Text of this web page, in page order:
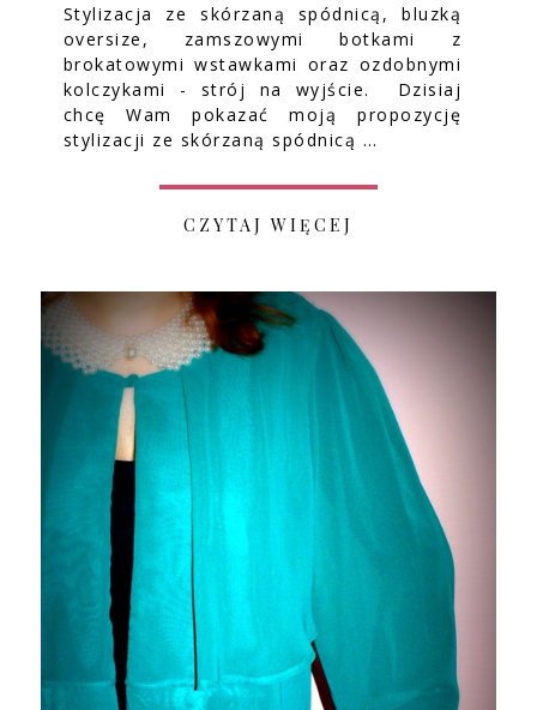
Stylizacja ze skórzaną spódnicą, bluzką
oversize, zamszowymi botkami z
brokatowymi wstawkami oraz ozdobnymi
kolczykami - strój na wyjście. Dzisiaj
chcę Wam pokazać moją propozycję
stylizacji ze skórzaną spódnicą …
CZYTAJ WIĘCEJ